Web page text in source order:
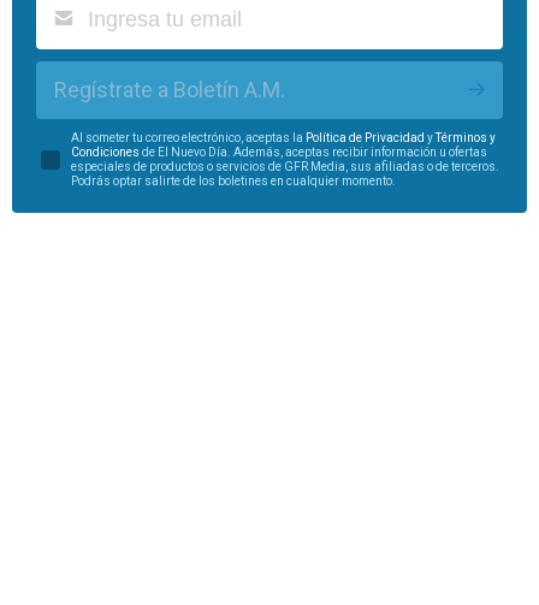
Regístrate a Boletín A.M.
Al someter tu correo electrónico, aceptas la Política de Privacidad yTérminos y
Condiciones de El Nuevo Día. Además, aceptas recibir información u ofertas
especiales de productos o servicios de GFR Media, sus afiliadas o de terceros.
Podrás optar salirte de los boletines en cualquier momento.